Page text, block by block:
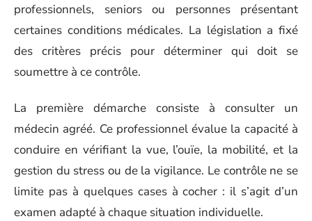
professionnels, seniors ou personnes présentant
certaines conditions médicales. La législation a fixé
des critères précis pour déterminer qui doit se
soumettre à ce contrôle.
La première démarche consiste à consulter un
médecin agréé. Ce professionnel évalue la capacité à
conduire en vérifiant la vue, l’ouïe, la mobilité, et la
gestion du stress ou de la vigilance. Le contrôle ne se
limite pas à quelques cases à cocher : il s’agit d’un
examen adapté à chaque situation individuelle.